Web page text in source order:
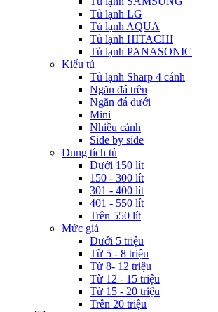
Tủ lạnh LG
Tủ lạnh AQUA
Tủ lạnh HITACHI
Tủ lạnh PANASONIC
Kiểu tủ
Tủ lạnh Sharp 4 cánh
Ngăn đá trên
Ngăn đá dưới
Mini
Nhiều cánh
Side by side
Dung tích tủ
Dưới 150 lít
150 - 300 lít
301 - 400 lít
401 - 550 lít
Trên 550 lít
Mức giá
Dưới 5 triệu
Từ 5 - 8 triệu
Từ 8- 12 triệu
Từ 12 - 15 triệu
Từ 15 - 20 triệu
Trên 20 triệu